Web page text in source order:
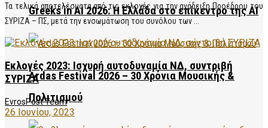
Greeks in AI 2026: Η Ελλάδα στο επίκεντρο της AI
Ardas Festival 2026 – 30 Χρόνια Μουσικής &
Πολιτισμού
Τα τελικά αποτελέσματα από τις εκλογές για την ανάδειξη Προέδρου του
ΣΥΡΙΖΑ – ΠΣ, μετά την ενσωμάτωση του συνόλου των ...
Εκλογές 2023: Ισχυρή αυτοδυναμία ΝΔ, συντριβή
ΣΥΡΙΖΑ
EvrosPost Team
26 Ιουνίου, 2023